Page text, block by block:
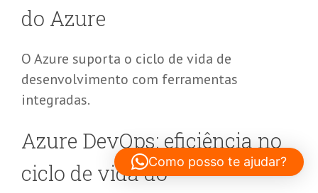
do Azure
O Azure suporta o ciclo de vida de
desenvolvimento com ferramentas
integradas.
Azure DevOps: eficiência no
ciclo de vida doComo posso te ajudar?